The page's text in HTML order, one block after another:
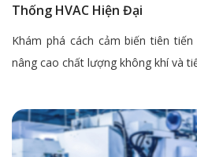
Thống HVAC Hiện Đại
Khám phá cách cảm biến tiên
nâng cao chất lượng không khí và